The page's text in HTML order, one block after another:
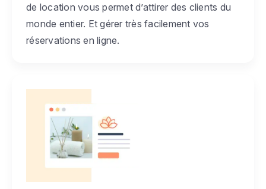
de location vous permet d’attirer des clients du
monde entier. Et gérer très facilement vos
réservations en ligne.